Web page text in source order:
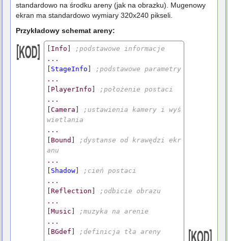
standardowo na środku areny (jak na obrazku). Mugenowy
ekran ma standardowo wymiary 320x240 pikseli.
Przykładowy schemat areny:
Info
;podstawowe informacje
...
StageInfo
;podstawowe parametry
...
PlayerInfo
;położenie postaci
...
Camera
;ustawienia kamery i wyś
wietlania
...
Bound
;dystanse od krawędzi ekr
anu
...
Shadow
;cień postaci
...
Reflection
;odbicie obrazu
...
Music
;muzyka na arenie
...
BGdef
;definicja tła areny